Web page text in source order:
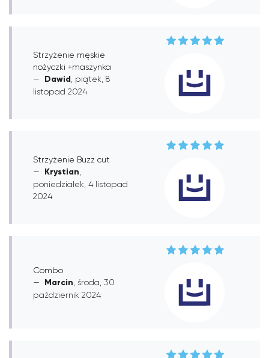
Strzyżenie męskie
nożyczki +maszynka
Dawid , piątek, 8
listopad 2024
Strzyżenie Buzz cut
Krystian
poniedziałek, 4 listopad
2024
Combo
Marcin , środa, 30
październik 2024